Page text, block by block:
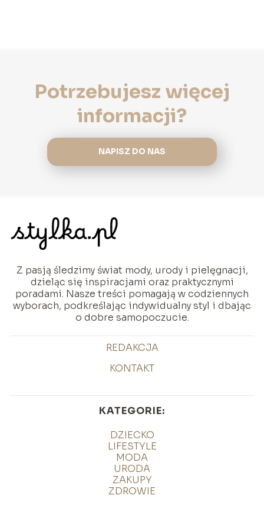
Potrzebujesz więcej
informacji?
NAPISZ DO NAS
Z pasją śledzimy świat mody, urody i pielęgnacji,
dzieląc się inspiracjami oraz praktycznymi
poradami. Nasze treści pomagają w codziennych
wyborach, podkreślając indywidualny styl i dbając
o dobre samopoczucie.
REDAKCJA
KONTAKT
KATEGORIE:
DZIECKO
LIFESTYLE
MODA
URODA
ZAKUPY
ZDROWIE